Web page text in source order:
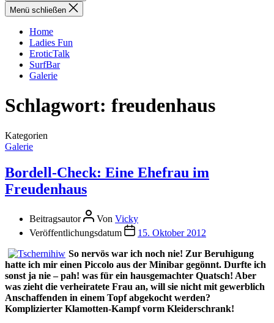
Menü schließen
Home
Ladies Fun
EroticTalk
SurfBar
Galerie
Schlagwort: freudenhaus
Kategorien
Galerie
Bordell-Check: Eine Ehefrau im
Freudenhaus
Beitragsautor Von Vicky
Veröffentlichungsdatum
15. Oktober 2012
So nervös war ich noch nie! Zur Beruhigung
hatte ich mir einen Piccolo aus der Minibar gegönnt. Durfte ich
sonst ja nie – pah! was für ein hausgemachter Quatsch! Aber
was zieht die verheiratete Frau an, will sie nicht mit gewerblich
Anschaffenden in einem Topf abgekocht werden?
Komplizierter Klamotten-Kampf vorm Kleiderschrank!